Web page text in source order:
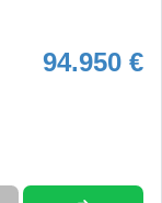
94.950 €